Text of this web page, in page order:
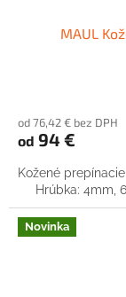
MAUL
od 76,42 € bez DPH
od 94 €
Kožené
Hrúbka: 4mm,
Novinka